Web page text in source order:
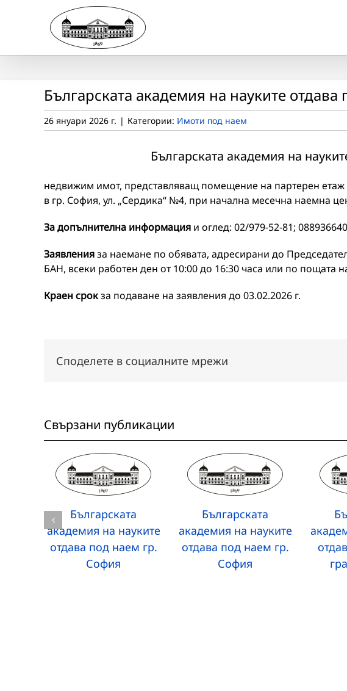
Българската академия на науките отдава
26 януари 2026 г. | Категории: Имоти под наем
Българската академия на
недвижим имот, представляващ помещение на партерен етаж
в гр. София, ул. „Сердика“ №4, при начална месечна наемна
За допълнителна информация и оглед: 02/979-52-81;
Заявленияза наемане по обявата, адресирани до
БАН, всеки работен ден от 10:00 до 16:30 часа или по пощата
Краен срокза подаване на заявления до 03.02.2026 г.
Споделете в социалните мрежи
Свързани публикации
Българската
академия на науките
отдава под наем гр.
София
Българската
академия на науките
отдава под наем гр.
София